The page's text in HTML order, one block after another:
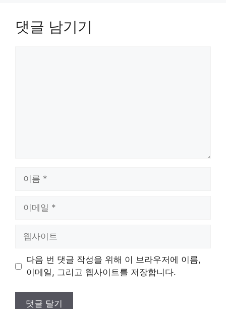
댓글 남기기
트
다음 번 댓글 작성을 위해 이 브라우저에 이름,
이메일, 그리고 웹사이트를 저장합니다.